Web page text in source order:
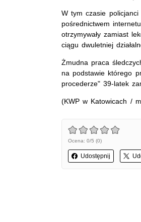
W tym czasie
pośrednictwem
otrzymywały zamiast
ciągu dwuletniej
Żmudna praca
na podstawie którego
procederze" 39-latek
(KWP w Katowicach /
Ocena: 0/5 (0)
Udostępnij